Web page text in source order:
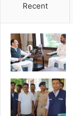
Recent